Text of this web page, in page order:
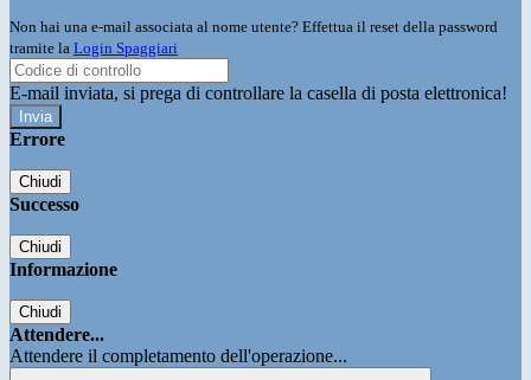
Non hai una e-mail associata al nome utente? Effettua il reset della password
tramite la Login Spaggiari
E-mail inviata, si prega di controllare la casella di posta elettronica!
Errore
Chiudi
Successo
Chiudi
Informazione
Chiudi
Attendere...
Attendere il completamento dell'operazione...